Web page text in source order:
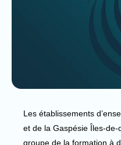
Les établissements
et de la Gaspésie Îles-
groupe de la formation à